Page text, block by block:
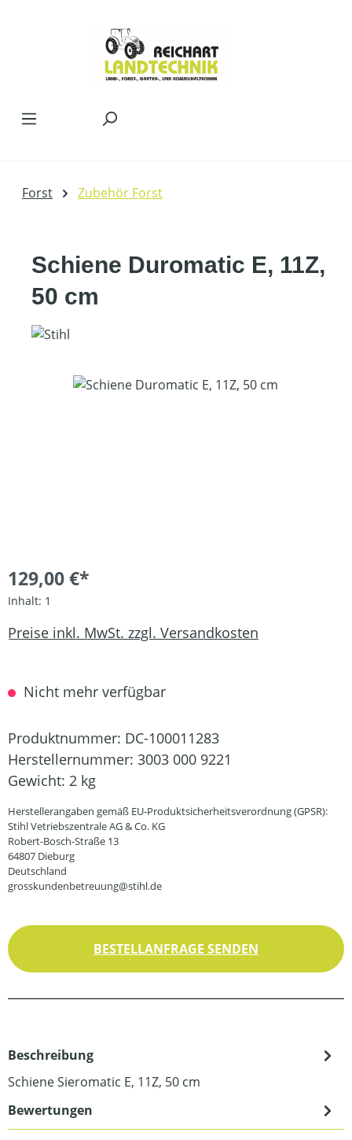
Forst Zubehör Forst
Schiene Duromatic E, 11Z,
50 cm
Bildergalerie überspringen
129,00 €*
Inhalt: 1
Preise inkl. MwSt. zzgl. Versandkosten
Nicht mehr verfügbar
Produktnummer: DC-100011283
Herstellernummer: 3003 000 9221
Gewicht: 2 kg
Herstellerangaben gemäß EU-Produktsicherheitsverordnung (GPSR):
Stihl Vetriebszentrale AG & Co. KG
Robert-Bosch-Straße 13
64807 Dieburg
Deutschland
grosskundenbetreuung@stihl.de
BESTELLANFRAGE SENDEN
Beschreibung
Schiene Sieromatic E, 11Z, 50 cm
Bewertungen